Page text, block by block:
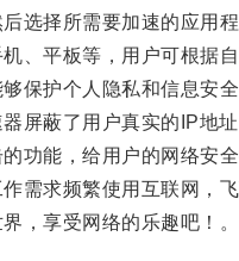
择所需要加速的应用程
平板等，用户可根据自
护个人隐私和信息安全
蔽了用户真实的IP地址
能，给用户的网络安全
求频繁使用互联网，飞
享受网络的乐趣吧！。